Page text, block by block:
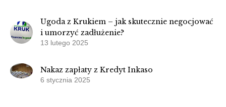
Ugoda z Krukiem – jak skutecznie negocjować
i umorzyć zadłużenie?
13 lutego 2025
Nakaz zapłaty z Kredyt Inkaso
6 stycznia 2025